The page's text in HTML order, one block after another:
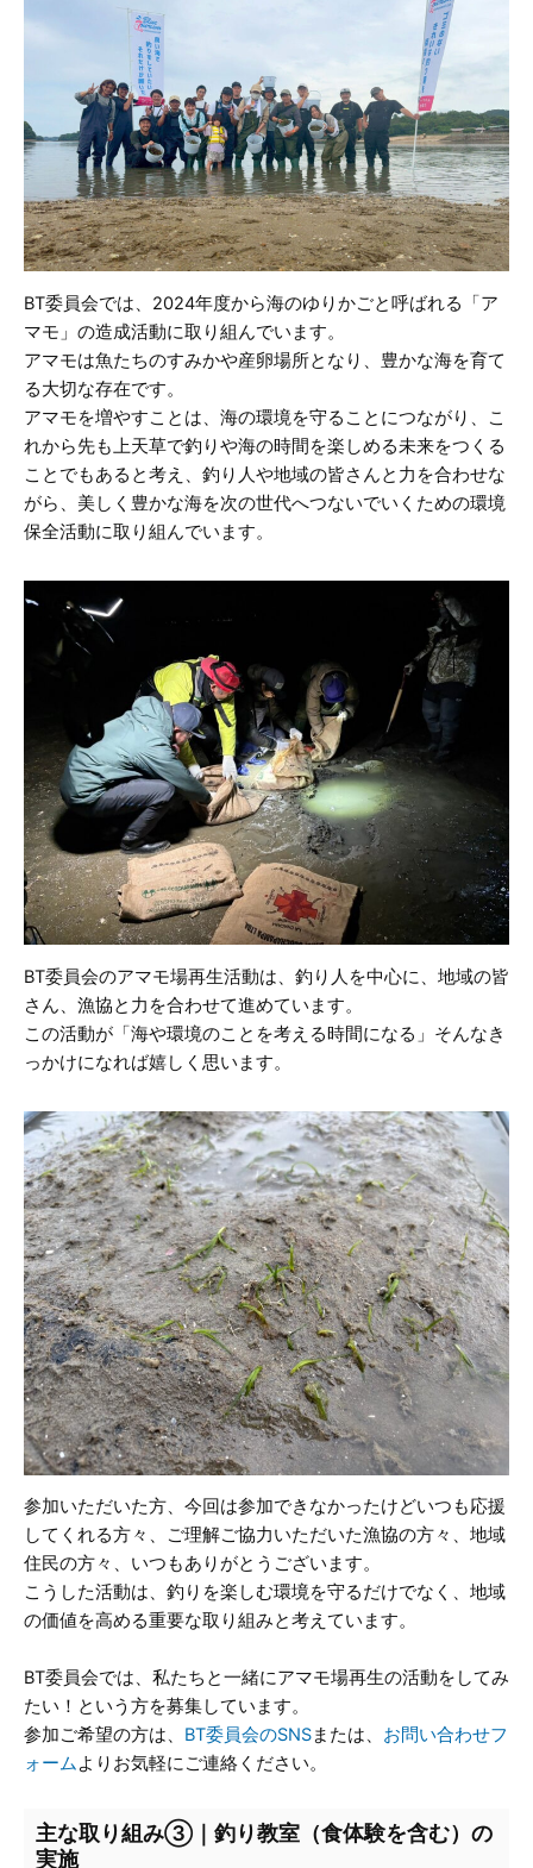
BT委員会では、2024年度から海のゆりかごと呼ばれる「ア
マモ」の造成活動に取り組んでいます。
アマモは魚たちのすみかや産卵場所となり、豊かな海を育て
る大切な存在です。
アマモを増やすことは、海の環境を守ることにつながり、こ
れから先も上天草で釣りや海の時間を楽しめる未来をつくる
ことでもあると考え、釣り人や地域の皆さんと力を合わせな
がら、美しく豊かな海を次の世代へつないでいくための環境
保全活動に取り組んでいます。
BT委員会のアマモ場再生活動は、釣り人を中心に、地域の皆
さん、漁協と力を合わせて進めています。
この活動が「海や環境のことを考える時間になる」そんなき
っかけになれば嬉しく思います。
参加いただいた方、今回は参加できなかったけどいつも応援
してくれる方々、ご理解ご協力いただいた漁協の方々、地域
住民の方々、いつもありがとうございます。
こうした活動は、釣りを楽しむ環境を守るだけでなく、地域
の価値を高める重要な取り組みと考えています。
BT委員会では、私たちと一緒にアマモ場再生の活動をしてみ
たい！という方を募集しています。
参加ご希望の方は、 BT委員会のSNSまたは、 お問い合わせフ
ォームよりお気軽にご連絡ください。
主な取り組み③｜釣り教室（食体験を含む）の
実施